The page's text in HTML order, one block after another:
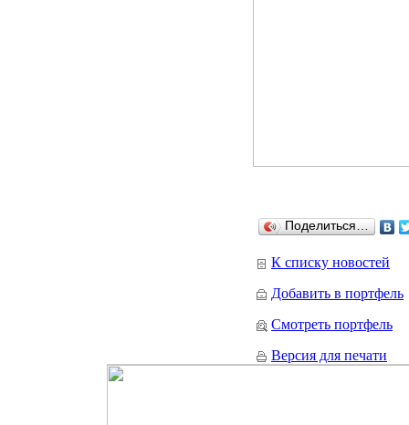
Поделиться…
К списку новостей
Добавить в портфель
Смотреть портфель
Версия для печати